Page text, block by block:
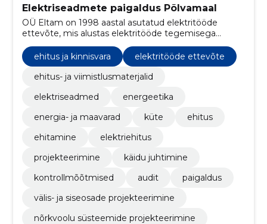
Elektriseadmete paigaldus Põlvamaal
OÜ Eltam on 1998 aastal asutatud elektritööde
ettevõte, mis alustas elektritööde tegemisega
peamiselt AS Eesti Energia objektidel.
ehitus ja kinnisvara
elektritööde ettevõte
ehitus- ja viimistlusmaterjalid
elektriseadmed
energeetika
energia- ja maavarad
küte
ehitus
ehitamine
elektriehitus
projekteerimine
käidu juhtimine
kontrollmõõtmised
audit
paigaldus
välis- ja siseosade projekteerimine
nõrkvoolu süsteemide projekteerimine